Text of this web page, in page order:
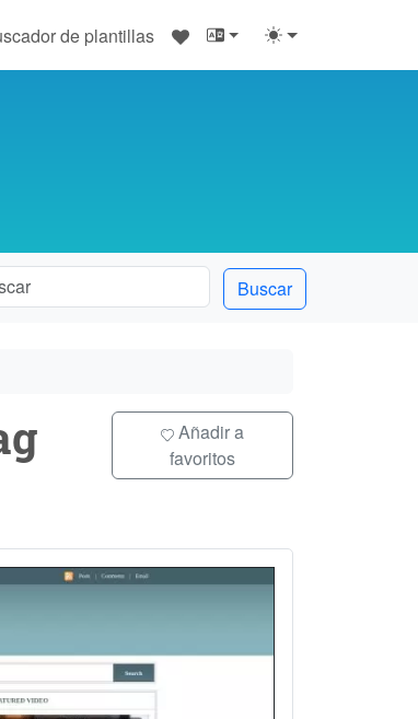
de plantillas ♥
Buscar
Añadir a
favoritos